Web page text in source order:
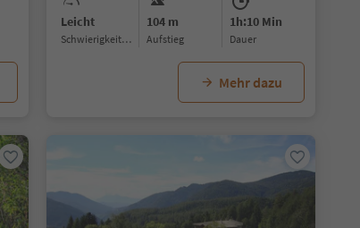
Leicht
Schwierigkeitsgrad
104 m
Aufstieg
1h:10 Min
Dauer
Mehr dazu